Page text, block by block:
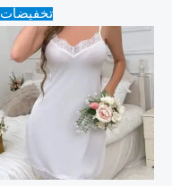
تخفيضاتOriginal
price
was:
40.00 ₪.
is:
30.00 ₪.